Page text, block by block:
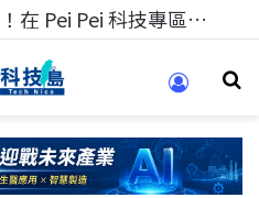
科技專區!